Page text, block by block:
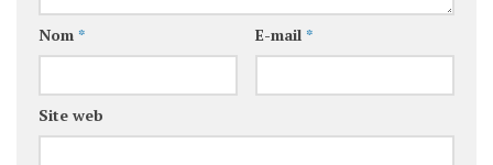
Nom * E-mail *
Site web